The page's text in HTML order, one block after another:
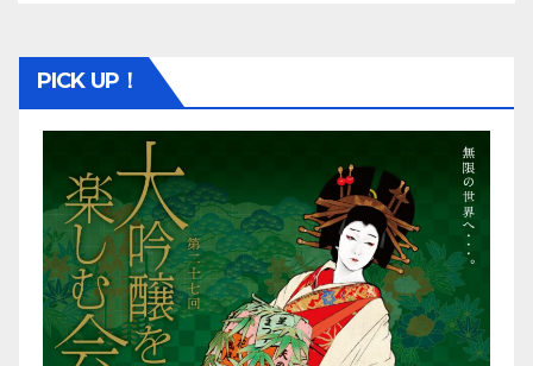
PICK UP！